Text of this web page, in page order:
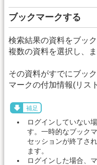
ブックマークする
検索結果の資料をブッ
複数の資料を選択し、
その資料がすでにブッ
マークの付加情報(リス
補足
ログインしていない
す。一時的なブック
セッションが終了さ
ます。
ログインした場合、